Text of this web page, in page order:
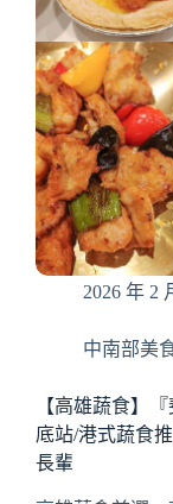
大
學
門
市』
享
受
在
古
蹟
裡
喝
咖
的
謐
時
光/
啡
2026 年 2
中南部美
【高雄蔬食】
底站/港式蔬食
長輩